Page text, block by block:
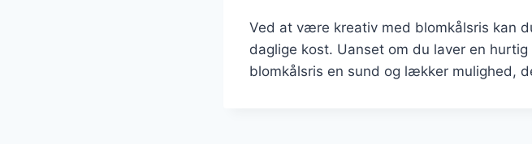
Ved at være kreativ med blomkålsris kan
daglige kost. Uanset om du laver en
blomkålsris en sund og lækker mulighed,